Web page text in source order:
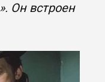
Он встроен